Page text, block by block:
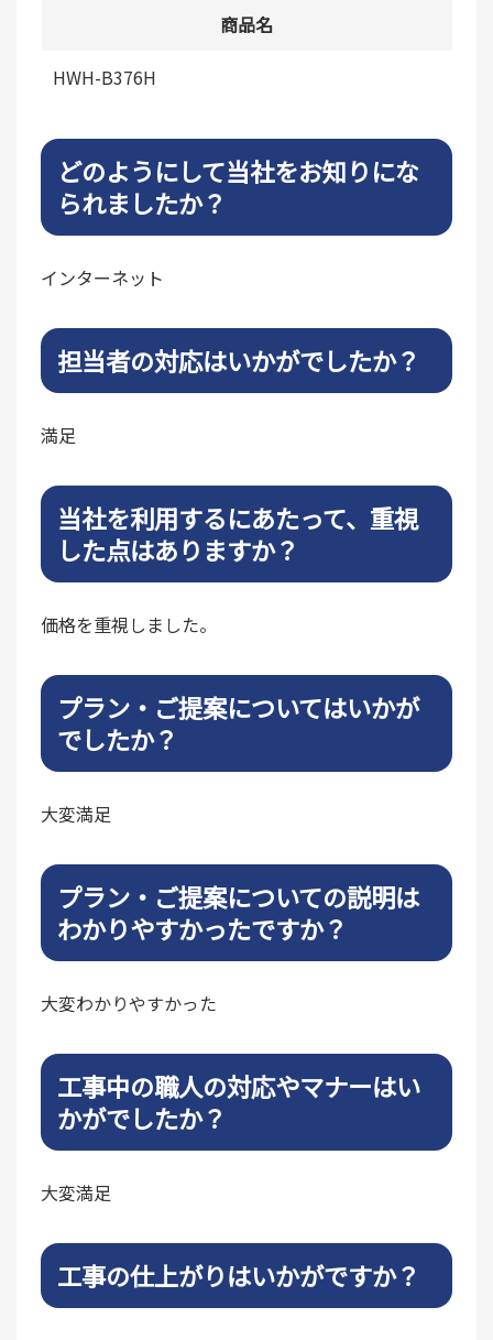
商品名
HWH-B376H
どのようにして当社をお知りにな
られましたか？
インターネット
担当者の対応はいかがでしたか？
満足
当社を利用するにあたって、重視
した点はありますか？
価格を重視しました。
プラン・ご提案についてはいかが
でしたか？
大変満足
プラン・ご提案についての説明は
わかりやすかったですか？
大変わかりやすかった
工事中の職人の対応やマナーはい
かがでしたか？
大変満足
工事の仕上がりはいかがですか？